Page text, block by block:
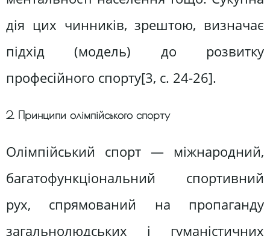
дія цих чинників, зрештою, визначає
підхід (модель) до розвитку
професійного спорту[3, c. 24-26].
2. Принципи олімпійського спорту
Олімпійський спорт — міжнародний,
багатофункціональний спортивний
рух, спрямований на пропаганду
загальнолюдських і гуманістичних